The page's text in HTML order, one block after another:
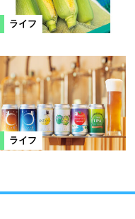
ライフ
ライフ